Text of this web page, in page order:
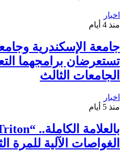
اخبار
منذ 4 أيام
جامعة الإسكندرية
تستعرضان برامجهما
الجامعات الثالث
اخبار
منذ 5 أيام
الغواصات الآلية للمرة